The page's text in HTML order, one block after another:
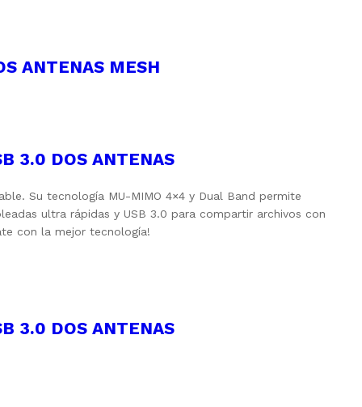
ANTENAS MESH
3.0 DOS ANTENAS
Su tecnología MU-MIMO 4×4 y Dual Band permite
ultra rápidas y USB 3.0 para compartir archivos con
con la mejor tecnología!
3.0 DOS ANTENAS